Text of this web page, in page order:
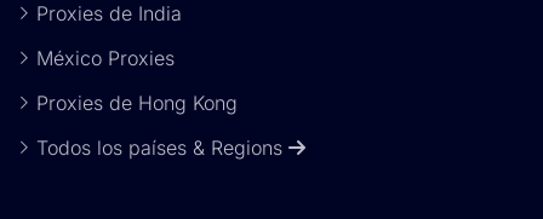
Proxies de India
México Proxies
Proxies de Hong Kong
Todos los países & Regions